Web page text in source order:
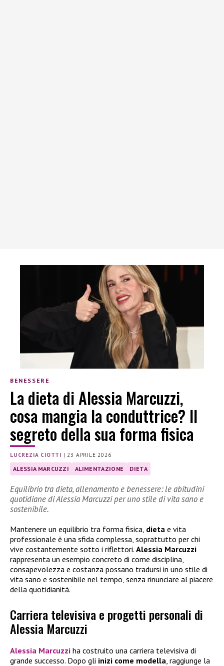
BENESSERE
La dieta di Alessia Marcuzzi,
cosa mangia la conduttrice? Il
segreto della sua forma fisica
LUCREZIA CIOTTI |23 APRILE 2026
ALESSIA MARCUZZI ALIMENTAZIONE DIETA
Equilibrio tra dieta, allenamento e benessere: le abitudini
quotidiane di Alessia Marcuzzi per uno stile di vita sano e
sostenibile.
Mantenere un equilibrio tra forma fisica, dieta e vita
professionale è una sfida complessa, soprattutto per chi
vive costantemente sotto i riflettori. Alessia Marcuzzi
rappresenta un esempio concreto di come disciplina,
consapevolezza e costanza possano tradursi in uno stile di
vita sano e sostenibile nel tempo, senza rinunciare al piacere
della quotidianità.
Carriera televisiva e progetti personali di
Alessia Marcuzzi
Alessia Marcuzzi ha costruito una carriera televisiva di
grande successo. Dopo gli inizi come modella, raggiunge la